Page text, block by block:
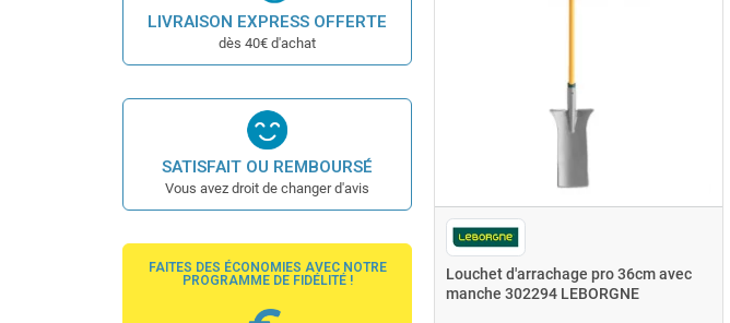
LIVRAISON EXPRESS OFFERTE
dès 40€ d'achat
SATISFAIT OU REMBOURSÉ
Vous avez droit de changer d'avis
FAITES DES ÉCONOMIES AVEC NOTRE
PROGRAMME DE FIDÉLITÉ !
Louchet d'arrachage pro 36cm avec
manche 302294 LEBORGNE